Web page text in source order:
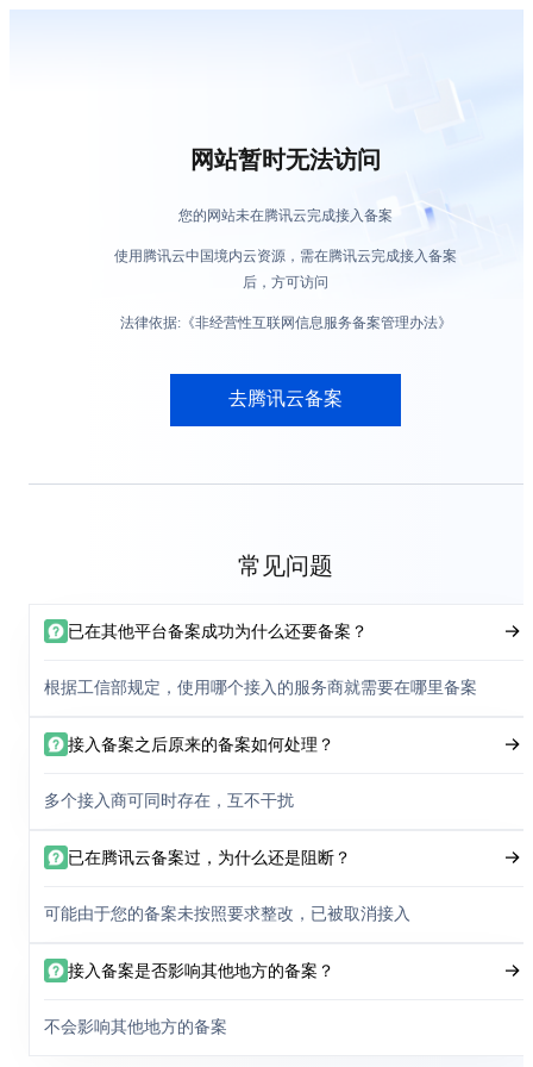
网站暂时无法访问
您的网站未在腾讯云完成接入备案
使用腾讯云中国境内云资源，需在腾讯云完成接入备案
后，方可访问
法律依据:《非经营性互联网信息服务备案管理办法》
去腾讯云备案
常见问题
已在其他平台备案成功为什么还要备案？
根据工信部规定，使用哪个接入的服务商就需要在哪里备案
接入备案之后原来的备案如何处理？
多个接入商可同时存在，互不干扰
已在腾讯云备案过，为什么还是阻断？
可能由于您的备案未按照要求整改，已被取消接入
接入备案是否影响其他地方的备案？
不会影响其他地方的备案